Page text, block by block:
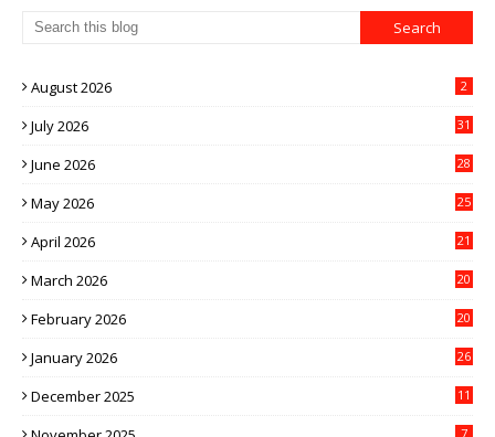
August 2026 2
July 2026 31
June 2026 28
May 2026 25
April 2026 21
March 2026 20
February 2026 20
January 2026 26
December 2025 11
7